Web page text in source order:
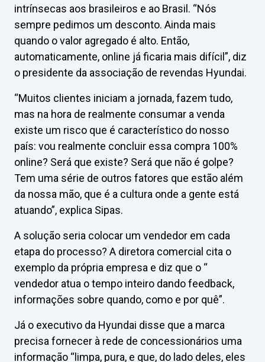
intrínsecas aos brasileiros e ao Brasil. “Nós
sempre pedimos um desconto. Ainda mais
quando o valor agregado é alto. Então,
automaticamente, online já ficaria mais difícil”, diz
o presidente da associação de revendas Hyundai.
“Muitos clientes iniciam a jornada, fazem tudo,
mas na hora de realmente consumar a venda
existe um risco que é característico do nosso
país: vou realmente concluir essa compra 100%
online? Será que existe? Será que não é golpe?
Tem uma série de outros fatores que estão além
da nossa mão, que é a cultura onde a gente está
atuando”, explica Sipas.
A solução seria colocar um vendedor em cada
etapa do processo? A diretora comercial cita o
exemplo da própria empresa e diz que o “
vendedor atua o tempo inteiro dando feedback,
informações sobre quando, como e por quê”.
Já o executivo da Hyundai disse que a marca
precisa fornecer à rede de concessionários uma
informação “limpa, pura, e que, do lado deles, eles